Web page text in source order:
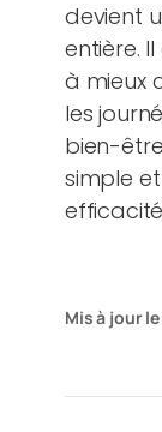
devient
entière.
à mieux
les
bien-
simple
Mis à jour le